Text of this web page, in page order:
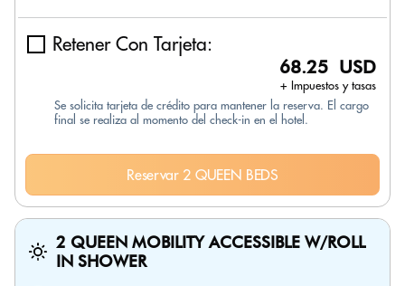
Retener Con Tarjeta:
68.25 USD
+ Impuestos y tasas
Se solicita tarjeta de crédito para mantener la reserva. El cargo
final se realiza al momento del check-in en el hotel.
Reservar 2 QUEEN BEDS
2 QUEEN MOBILITY ACCESSIBLE W/ROLL
IN SHOWER